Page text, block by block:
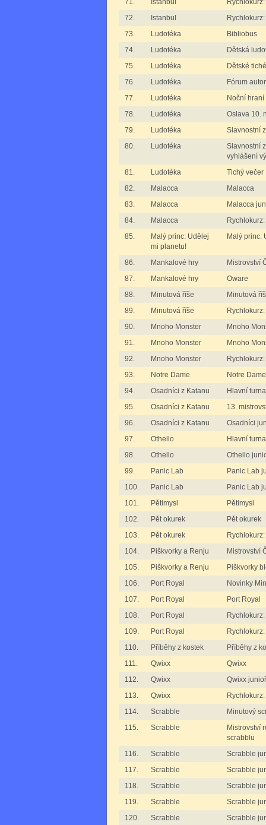
71. Istanbul
72.
Istanbul
73.
Ludotéka
Bibliobus
74.
Ludotéka
Dětská
75.
Ludotéka
Dětské
76.
Ludotéka
Fórum
77.
Ludotéka
Noční hraní
78.
Ludotéka
Oslava 10.
79.
Ludotéka
Slavnostní
80.
Ludotéka
Slavnostní
vyhlášení
81.
Ludotéka
Tichý večer
82.
Malacca
Malacca
83.
Malacca
Malacca
84.
Malacca
85.
Malý princ: Udělej
mi planetu!
Malý princ:
86. Mankalové hry
Mistrovství
87.
Mankalové hry
Oware
88.
Minutová říše
Minutová
89.
Minutová říše
90.
Mnoho Monster
Mnoho
91.
Mnoho Monster
Mnoho
92.
Mnoho Monster
93.
Notre Dame
Notre Dame
94.
Osadníci z Katanu
Hlavní
95.
Osadníci z Katanu
13.
96.
Osadníci z Katanu
Osadníci
97.
Othello
Hlavní
98.
Othello
Othello
99.
Panic Lab
Panic Lab
100.
Panic Lab
Panic Lab
101.
Pětimysl
Pětimysl
102.
Pět okurek
Pět okurek
103.
Pět okurek
104.
Piškvorky a Renju
Mistrovství
105.
Piškvorky a Renju
Piškvorky
106.
Port Royal
Novinky
107.
Port Royal
Port Royal
108.
Port Royal
109.
Port Royal
110.
Příběhy z kostek
Příběhy z
111.
Qwixx
Qwixx
112.
Qwixx
Qwixx
113.
Qwixx
114.
Scrabble
Minutový
115.
Scrabble
Mistrovství
scrabblu
116.
Scrabble
Scrabble
117.
Scrabble
Scrabble
118.
Scrabble
Scrabble
119.
Scrabble
Scrabble
120.
Scrabble
Scrabble